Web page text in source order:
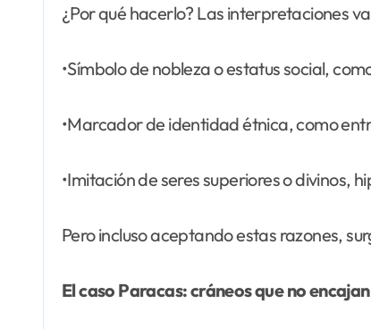
¿Por qué hacerlo? Las interpretaciones
•Símbolo de nobleza o estatus social,
•Marcador de identidad étnica, como
•Imitación de seres superiores o divinos,
Pero incluso aceptando estas razones,
El caso Paracas: cráneos que no